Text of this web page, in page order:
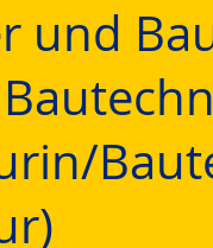
und